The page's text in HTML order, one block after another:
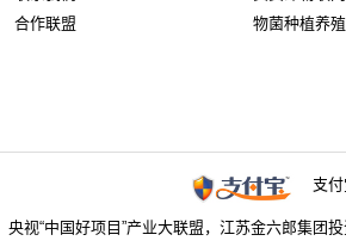
合作联盟
物菌种植养
支
央视“中国好项目”产业大联盟，江苏金六郎集团